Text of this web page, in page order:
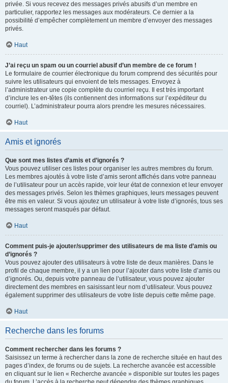
privée. Si vous recevez des messages privés abusifs d’un membre en
particulier, rapportez les messages aux modérateurs. Ce dernier a la
possibilité d’empêcher complètement un membre d’envoyer des messages
privés.
Haut
J’ai reçu un spam ou un courriel abusif d’un membre de ce forum !
Le formulaire de courrier électronique du forum comprend des sécurités pour
suivre les utilisateurs qui envoient de tels messages. Envoyez à
l’administrateur une copie complète du courriel reçu. Il est très important
d’inclure les en-têtes (ils contiennent des informations sur l’expéditeur du
courriel). L’administrateur pourra alors prendre les mesures nécessaires.
Haut
Amis et ignorés
Que sont mes listes d’amis et d’ignorés ?
Vous pouvez utiliser ces listes pour organiser les autres membres du forum.
Les membres ajoutés à votre liste d’amis seront affichés dans votre panneau
de l’utilisateur pour un accès rapide, voir leur état de connexion et leur envoyer
des messages privés. Selon les thèmes graphiques, leurs messages peuvent
être mis en valeur. Si vous ajoutez un utilisateur à votre liste d’ignorés, tous ses
messages seront masqués par défaut.
Haut
Comment puis-je ajouter/supprimer des utilisateurs de ma liste d’amis ou
d’ignorés ?
Vous pouvez ajouter des utilisateurs à votre liste de deux manières. Dans le
profil de chaque membre, il y a un lien pour l’ajouter dans votre liste d’amis ou
d’ignorés. Ou, depuis votre panneau de l’utilisateur, vous pouvez ajouter
directement des membres en saisissant leur nom d’utilisateur. Vous pouvez
également supprimer des utilisateurs de votre liste depuis cette même page.
Haut
Recherche dans les forums
Comment rechercher dans les forums ?
Saisissez un terme à rechercher dans la zone de recherche située en haut des
pages d’index, de forums ou de sujets. La recherche avancée est accessible
en cliquant sur le lien « Recherche avancée » disponible sur toutes les pages